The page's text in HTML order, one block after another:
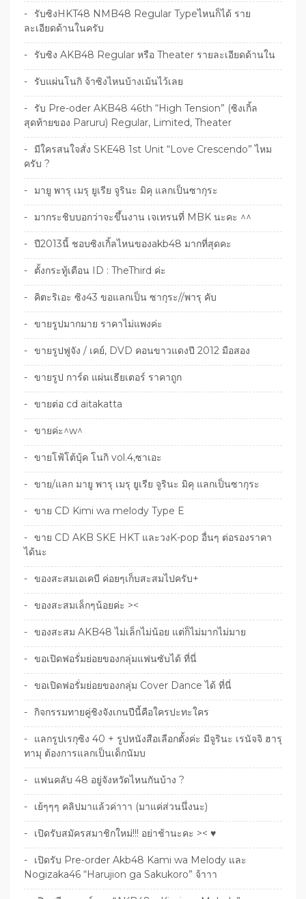
รับซิงHKT48 NMB48 Regular Typeไหนก็ได้ ราย
ละเอียดด้านในครับ
รับซิง AKB48 Regular หรือ Theater รายละเอียดด้านใน
รับแผ่นโนกิ จ้าซิงไหนบ้างเม้นไว้เลย
รับ Pre-oder AKB48 46th “High Tension” (ซิงเกิ้ล
สุดท้ายของ Paruru) Regular, Limited, Theater
มีใครสนใจสั่ง SKE48 1st Unit “Love Crescendo” ไหม
ครับ ?
มายู พารุ เมรุ ยูเรีย จูรินะ มิคุ แลกเป็นซากุระ
มากระชิบบอกว่าจะขึ้นงาน เจเทรนที่ MBK นะคะ ^^
ปี2013นี้ ชอบซิงเกิ้ลไหนของakb48 มากที่สุดคะ
ตั้งกระทู้เตือน ID : TheThird ค่ะ
คิตะริเอะ ซิง43 ขอแลกเป็น ซากุระ//พารุ คับ
ขายรูปมากมาย ราคาไม่แพงค่ะ
ขายรูปฟูจัง / เคย์, DVD คอนขาวแดงปี 2012 มือสอง
ขายรูป การ์ด แผ่นเธียเตอร์ ราคาถูก
ขายต่อ cd aitakatta
ขายค่ะ^w^
ขายโฟ้โต้บุ้ค โนกิ vol.4,ซาเอะ
ขาย/แลก มายู พารุ เมรุ ยูเรีย จูรินะ มิคุ แลกเป็นซากุระ
ขาย CD Kimi wa melody Type E
ขาย CD AKB SKE HKT และวงK-pop อื่นๆ ต่อรองราคา
ได้นะ
ของสะสมเอเคบี ค่อยๆเก็บสะสมไปครับ+
ของสะสมเล็กๆน้อยค่ะ ><
ของสะสม AKB48 ไม่เล็กไม่น้อย แต่ก็ไม่มากไม่มาย
ขอเปิดฟอรั่มย่อยของกลุ่มแฟนซับได้ ที่นี่
ขอเปิดฟอรั่มย่อยของกลุ่ม Cover Dance ได้ ที่นี่
กิจกรรมทายคู่ชิงจังเกนปีนี้คือใครปะทะใคร
แลกรูปเรกุซิง 40 + รูปหนังสือเลือกตั้งค่ะ มีจูรินะ เรนัจจิ ฮารุ
ทามุ ต้องการแลกเป็นเด็กนัมบ
แฟนคลับ 48 อยู่จังหวัดไหนกันบ้าง ?
เย้ๆๆๆ คลิปมาแล้วค่าาา (มาแค่ส่วนนึ่งนะ)
เปิดรับสมัครสมาชิกใหม่!!! อย่าช้านะคะ >< ♥
เปิดรับ Pre-order Akb48 Kami wa Melody และ
Nogizaka46 “Harujion ga Sakukoro” จ้าาา